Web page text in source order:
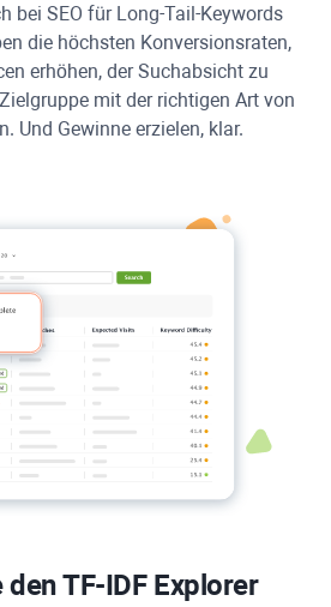
bei SEO für Long-Tail-Keywords
die höchsten Konversionsraten,
erhöhen, der Suchabsicht zu
mit der richtigen Art von
Und Gewinne erzielen, klar.
TF-IDF Explorer